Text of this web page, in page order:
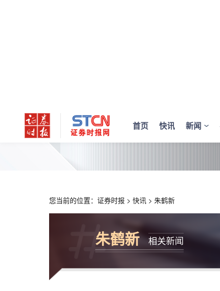
首页 快讯 新闻
您当前的位置： 证券时报 > 快讯 > 朱鹤新
朱鹤新 相关新闻